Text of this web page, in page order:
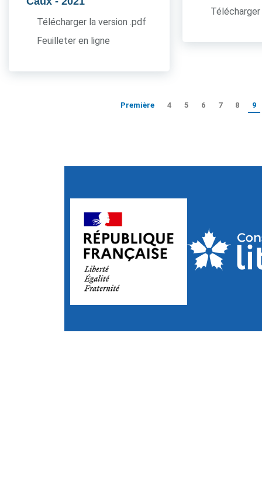
Télécharger la version .pdf
Feuilleter en ligne
Première 4 5 6 7 8 9